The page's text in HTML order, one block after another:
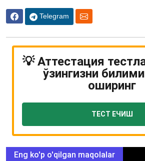
Telegram
💡 Аттестация
ўзингизни
оширинг
ТЕСТ ЕЧИШ
Eng ko'p o'qilgan maqolalar